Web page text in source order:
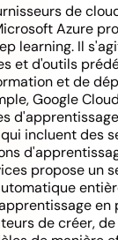
de
Azure
learning. Il
et d'outils
et de
Google
incluent des
propose un
en
de créer,